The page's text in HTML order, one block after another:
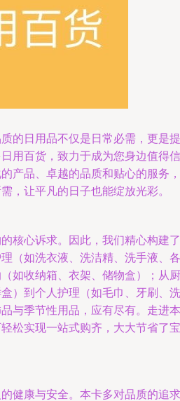
的日用品不仅是日常必需，更是提
用百货，致力于成为您身边值得信
产品、卓越的品质和贴心的服务，
，让平凡的日子也能绽放光彩。
核心诉求。因此，我们精心构建了
（如洗衣液、洗洁精、洗手液、各
如收纳箱、衣架、储物盒）；从厨
）到个人护理（如毛巾、牙刷、洗
与季节性用品，应有尽有。走进本
松实现一站式购齐，大大节省了宝
健康与安全。本卡多对品质的追求